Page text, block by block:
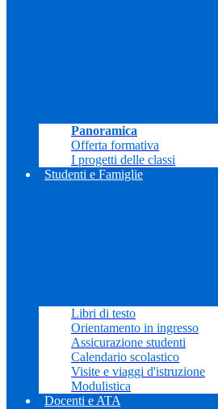
Panoramica
Offerta formativa
I progetti delle classi
Studenti e Famiglie
Libri di testo
Orientamento in ingresso
Assicurazione studenti
Calendario scolastico
Visite e viaggi d'istruzione
Modulistica
Docenti e ATA